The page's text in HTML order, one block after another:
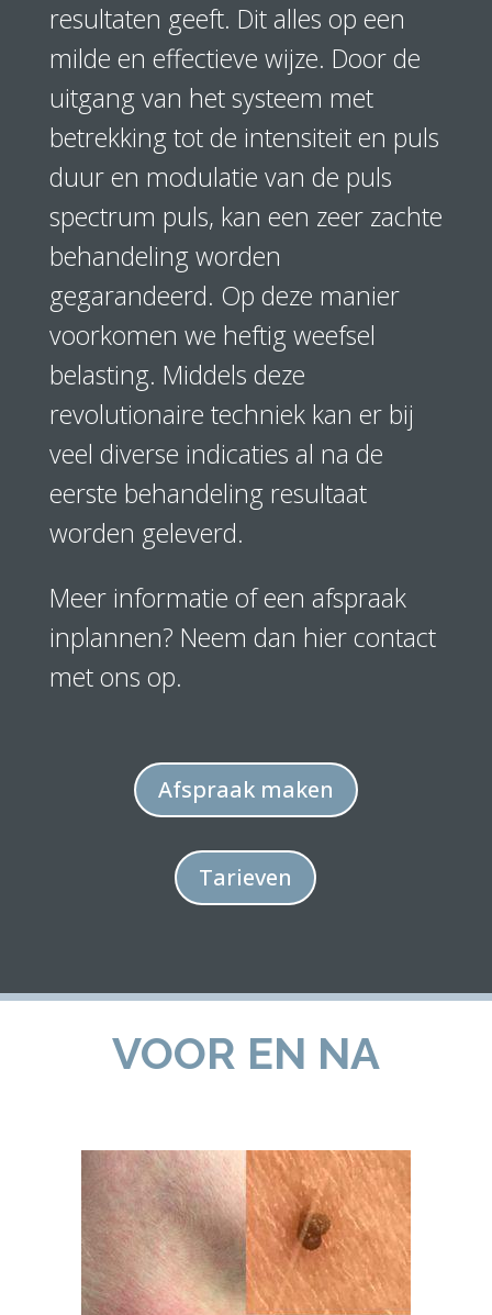
resultaten geeft. Dit alles op een
milde en effectieve wijze. Door de
uitgang van het systeem met
betrekking tot de intensiteit en puls
duur en modulatie van de puls
spectrum puls, kan een zeer zachte
behandeling worden
gegarandeerd. Op deze manier
voorkomen we heftig weefsel
belasting. Middels deze
revolutionaire techniek kan er bij
veel diverse indicaties al na de
eerste behandeling resultaat
worden geleverd.
Meer informatie of een afspraak
inplannen? Neem dan hier contact
met ons op.
Afspraak maken
Tarieven
VOOR EN NA